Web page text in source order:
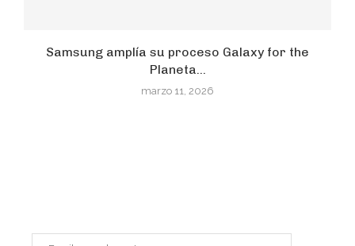
Samsung amplía su proceso Galaxy for the
Planeta...
marzo 11, 2026